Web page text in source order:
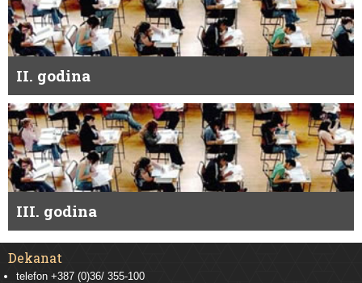
II. godina
III. godina
Dekanat
telefon +387 (0)36/ 355-100